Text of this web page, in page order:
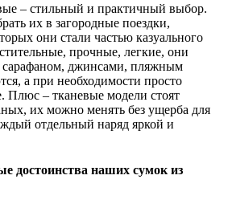
– стильный и практичный выбор.
их в загородные поездки,
они стали частью казуального
прочные, легкие, они
сарафаном, джинсами, пляжным
а при необходимости просто
Плюс – тканевые модели стоят
их можно менять без ущерба для
отдельный наряд яркой и
достоинства наших сумок из